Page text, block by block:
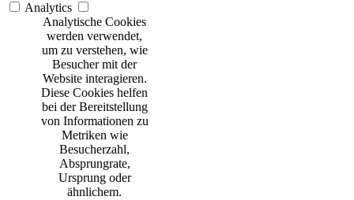
Analytics
Analytische Cookies
werden verwendet,
um zu verstehen, wie
Besucher mit der
Website interagieren.
Diese Cookies helfen
bei der Bereitstellung
von Informationen zu
Metriken wie
Besucherzahl,
Absprungrate,
Ursprung oder
ähnlichem.